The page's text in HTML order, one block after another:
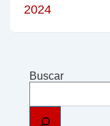
2024
Buscar